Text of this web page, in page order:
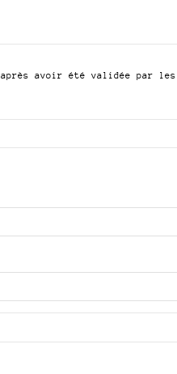
avoir été validée par les